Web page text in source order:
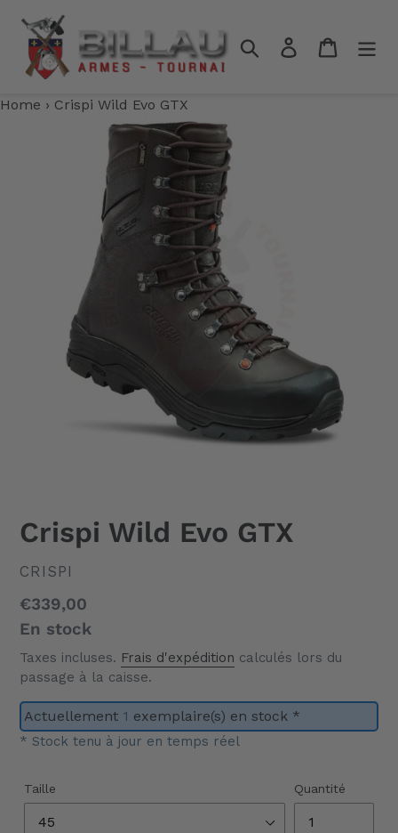
contenu
RechercherSe connecter
Panier
Home › Crispi Wild Evo GTX
Crispi Wild Evo GTX
DISTRIBUTEUR
CRISPI
Prix
normal
€339,00
En stock
Taxes incluses. Frais d'expédition calculés lors du
passage à la caisse.
Actuellement 1 exemplaire(s) en stock *
* Stock tenu à jour en temps réel
Taille Quantité